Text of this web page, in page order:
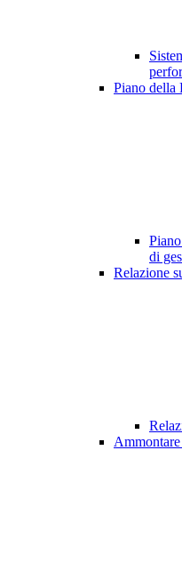
Piano della
di
Relazione